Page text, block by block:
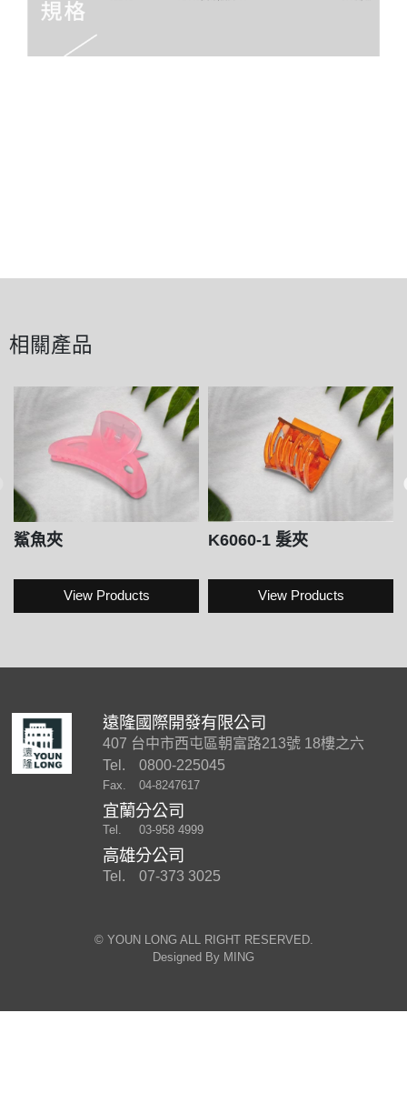
相關產品
鯊魚夾
View Products
K6060-1 髮夾
View Products
遠隆國際開發有限公司
407 台中市西屯區朝富路213號 18樓之六
Tel.
0800-225045
Fax. 04-8247617
宜蘭分公司
Tel. 03-958 4999
高雄分公司
Tel. 07-373 3025
©︎ YOUN LONG ALL RIGHT RESERVED.
Designed By MING